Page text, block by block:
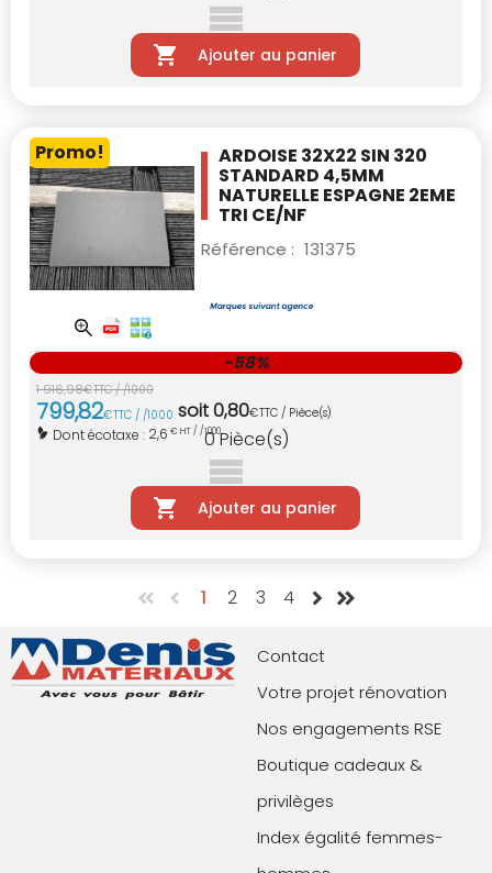
Ajouter au panier
Promo! ARDOISE 32X22 SIN 320
STANDARD 4,5MM
NATURELLE ESPAGNE 2EME
TRI CE/NF
Référence : 131375
1 916,98€TTC / /1000
799,82€TTC / /1000 soit0,80€TTC / Pièce(s)
Dont écotaxe : 2,6 € HT / /1000
-58%
0Pièce(s)
Ajouter au panier
1 2 3 4
Contact
Votre projet rénovation
Nos engagements RSE
Boutique cadeaux &
privilèges
Index égalité femmes-